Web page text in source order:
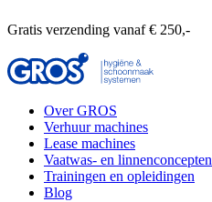
Gratis verzending vanaf € 250,-
Over GROS
Verhuur machines
Lease machines
Vaatwas- en linnenconcepten
Trainingen en opleidingen
Blog